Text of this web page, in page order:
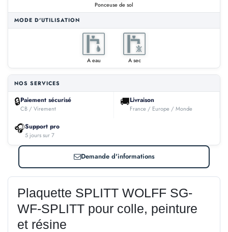
Ponceuse de sol
MODE D'UTILISATION
A eau A sec
NOS SERVICES
🔒Paiement sécurisé
CB / Virement 🚚Livraison
France / Europe / Monde
🎧Support pro
5 jours sur 7
Demande d'informations
Plaquette SPLITT WOLFF SG-
WF-SPLITT pour colle, peinture
et résine